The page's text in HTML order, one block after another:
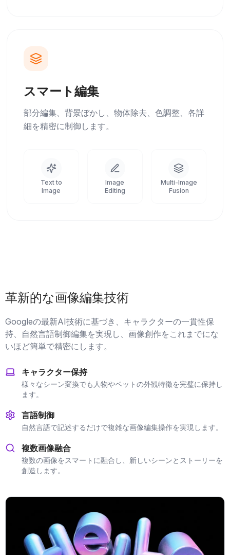
スマート編集
部分編集、背景ぼかし、物体除去、色調整、各詳
細を精密に制御します。
Text to
Image
Image
Editing
Multi-Image
Fusion
革新的な画像編集技術
Googleの最新AI技術に基づき、キャラクターの一貫性保
持、自然言語制御編集を実現し、画像創作をこれまでにな
いほど簡単で精密にします。
キャラクター保持
様々なシーン変換でも人物やペットの外観特徴を完璧に保持し
ます。
言語制御
自然言語で記述するだけで複雑な画像編集操作を実現します。
複数画像融合
複数の画像をスマートに融合し、新しいシーンとストーリーを
創造します。